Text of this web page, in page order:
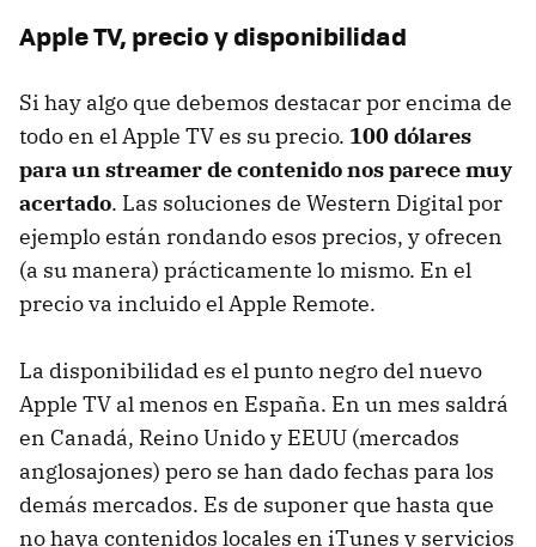
Apple TV, precio y disponibilidad
Si hay algo que debemos destacar por encima de
todo en el Apple TV es su precio. 100 dólares
para un streamer de contenido nos parece muy
acertado. Las soluciones de Western Digital por
ejemplo están rondando esos precios, y ofrecen
(a su manera) prácticamente lo mismo. En el
precio va incluido el Apple Remote.
La disponibilidad es el punto negro del nuevo
Apple TV al menos en España. En un mes saldrá
en Canadá, Reino Unido y EEUU (mercados
anglosajones) pero se han dado fechas para los
demás mercados. Es de suponer que hasta que
no haya contenidos locales en iTunes y servicios